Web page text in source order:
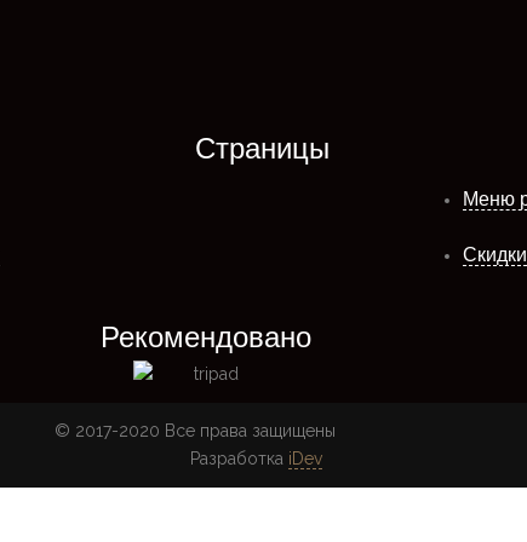
Страницы
Меню
Рекомендовано
© 2017-2020 Все права защищены
Разработка iDev